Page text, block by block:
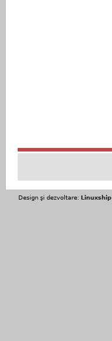
Design şi dezvoltare: Linuxship